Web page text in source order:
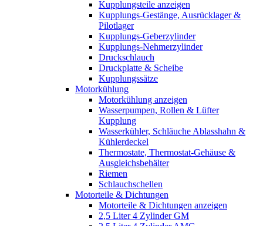
Kupplungsteile anzeigen
Kupplungs-Gestänge, Ausrücklager &
Pilotlager
Kupplungs-Geberzylinder
Kupplungs-Nehmerzylinder
Druckschlauch
Druckplatte & Scheibe
Kupplungssätze
Motorkühlung
Motorkühlung anzeigen
Wasserpumpen, Rollen & Lüfter
Kupplung
Wasserkühler, Schläuche Ablasshahn &
Kühlerdeckel
Thermostate, Thermostat-Gehäuse &
Ausgleichsbehälter
Riemen
Schlauchschellen
Motorteile & Dichtungen
Motorteile & Dichtungen anzeigen
2,5 Liter 4 Zylinder GM